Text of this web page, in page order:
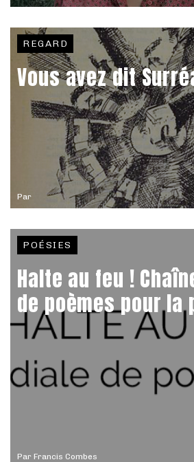
Par
REGARD
Vous avez dit
Par Francis Combes
POÉSIES
Halte au feu !
de poèmes pour la